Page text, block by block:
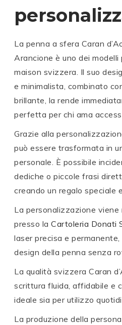
La penna a sfera Caran
Arancione è uno dei modelli
maison svizzera. Il suo
e minimalista, combinato
brillante, la rende
perfetta per chi ama
Grazie alla
può essere trasformata in
personale. È possibile
dediche o piccole frasi
creando un regalo speciale
La personalizzazione
presso la Cartoleria Donati
laser precisa e
design della penna senza
La qualità svizzera Caran
scrittura fluida, affidabile e
ideale sia per utilizzo
La produzione della